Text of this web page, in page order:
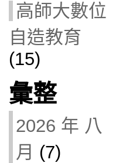
高師大數位
自造教育
(15)
彙整
2026 年 八
月 (7)